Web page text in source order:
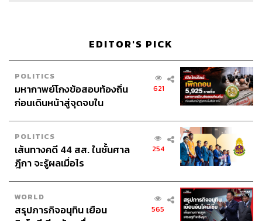
Show Co-Producerเชษฐพงศ์ ชูประดิษฐ์
Video Editor
ฐิติกาญจน์ กาญจนภักดี
Sound Designer & Engineer กฤตพล จียะเกียรติ
Marketing & Coordinator
อภิสิทธิ์​ หรรษาภิรมย์โชค
Art Directorอนงค์นาฏ วิวัฒนานนท์
Proofreader
Webmaster ไชยพร ศิริกลการ
Music westonemusic.com
EDITOR'S PICK
POLITICS
มหากาพย์โกงข้อสอบท้องถิ่น
ก่อนเดินหน้าสู่จุดจบใน
621
POLITICS
เส้นทางคดี 44 สส. ในชั้นศาล
ฎีกา จะรู้ผลเมื่อไร
254
WORLD
สรุปภารกิจอนุทิน เยือน
565